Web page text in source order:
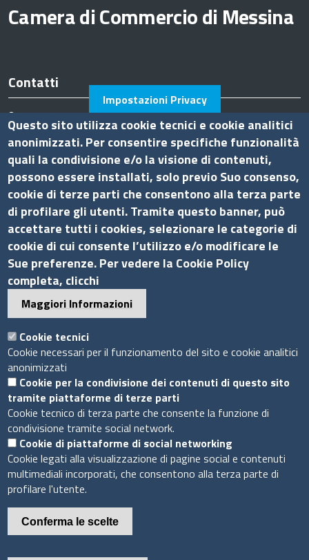
Camera di Commercio di Messina
Contatti
Piazza F.Cavallotti,3 - 98122 Messina
tel. 090-77721
fax 090-674644
P.I. 0075 36 00 832
Peccciaa.messina@me.legalmail.camcom.it
Ufficio relazioni con il pubblico
Amministrazione trasparente
Bandi di gara
Bilanci
Concorsi e selezioni
Procedimenti
Provvedimenti
Seguici su
Sito web
Accesso riservato
Mappa del sito
Impostazioni Privacy
Questo sito utilizza cookie tecnici e cookie analitici
anonimizzati. Per consentire specifiche funzionalità
quali la condivisione e/o la visione di contenuti,
possono essere installati, solo previo Suo consenso,
cookie di terze parti che consentono alla terza parte
di profilare gli utenti. Tramite questo banner, può
accettare tutti i cookies, selezionare le categorie di
cookie di cui consente l’utilizzo e/o modificare le
Sue preferenze. Per vedere la Cookie Policy
completa, clicchi
Maggiori Informazioni
Cookie tecnici
Cookie necessari per il funzionamento del sito e cookie analitici
anonimizzati
Cookie per la condivisione dei contenuti di questo sito
tramite piattaforme di terze parti
Cookie tecnico di terza parte che consente la funzione di
condivisione tramite social network.
Cookie di piattaforme di social networking
Cookie legati alla visualizzazione di pagine social e contenuti
multimediali incorporati, che consentono alla terza parte di
profilare l'utente.
Conferma le scelte